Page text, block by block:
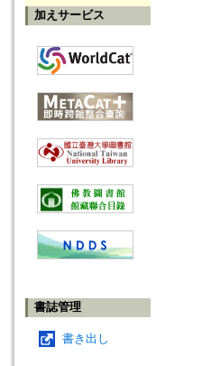
加えサービス
書誌管理
書き出し